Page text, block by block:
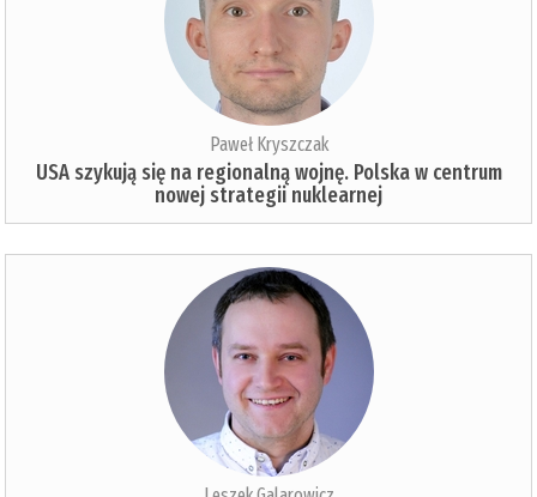
Paweł Kryszczak
USA szykują się na regionalną wojnę. Polska w centrum
nowej strategii nuklearnej